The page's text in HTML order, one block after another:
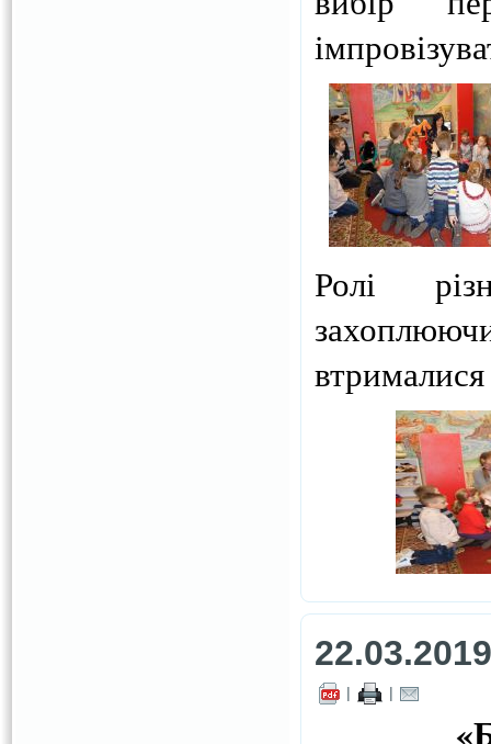
Ролі
втрималися
22.03.2019
| |